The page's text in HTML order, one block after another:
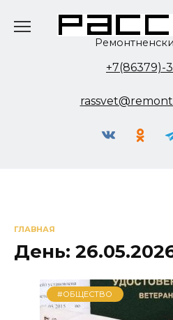
+7(86379)-
ГЛАВНАЯ
День:
#ОБЩЕСТВО